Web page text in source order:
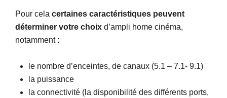
Pour cela certaines caractéristiques peuvent
déterminer votre choix d’ampli home cinéma,
notamment :
le nombre d’enceintes, de canaux (5.1 – 7.1- 9.1)
la puissance
la connectivité (la disponibilité des différents ports,